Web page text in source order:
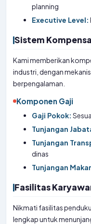
planning
Executive Level:
Sistem
Kami memberikan
industri, dengan
berpengalaman.
Komponen Gaji
Gaji Pokok:
Tunjangan
Tunjangan
dinas
Tunjangan
Fasilitas
Nikmati fasilitas
lengkap untuk